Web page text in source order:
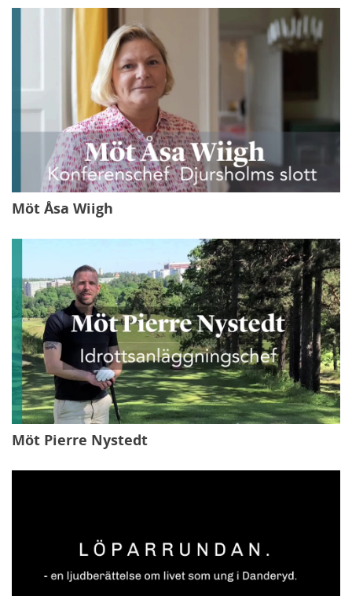
Möt Åsa Wiigh
Möt Pierre Nystedt